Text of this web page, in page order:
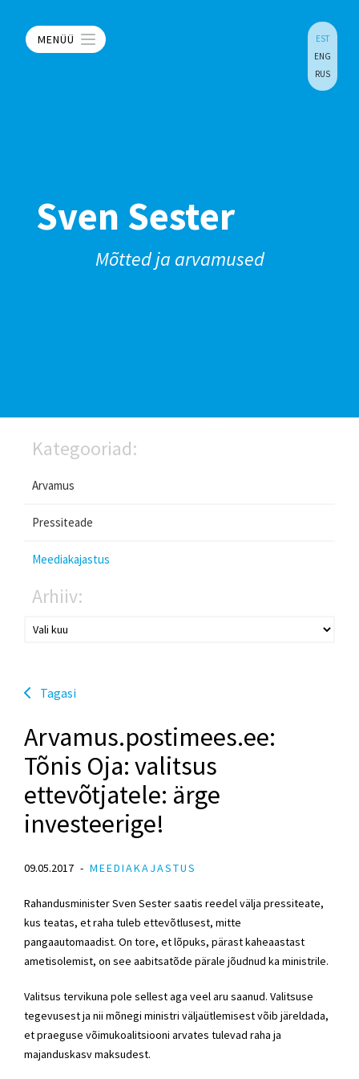
MENÜÜ
EST
ENG
RUS
Sven Sester
Mõtted ja arvamused
Kategooriad:
Arvamus
Pressiteade
Meediakajastus
Arhiiv:
Tagasi
Arvamus.postimees.ee:
Tõnis Oja: valitsus
ettevõtjatele: ärge
investeerige!
09.05.2017 MEEDIAKAJASTUS
Rahandusminister Sven Sester saatis reedel välja pressiteate,
kus teatas, et raha tuleb ettevõtlusest, mitte
pangaautomaadist. On tore, et lõpuks, pärast kaheaastast
ametisolemist, on see aabitsatõde pärale jõudnud ka ministrile.
Valitsus tervikuna pole sellest aga veel aru saanud. Valitsuse
tegevusest ja nii mõnegi ministri väljaütlemisest võib järeldada,
et praeguse võimukoalitsiooni arvates tulevad raha ja
majanduskasv maksudest.